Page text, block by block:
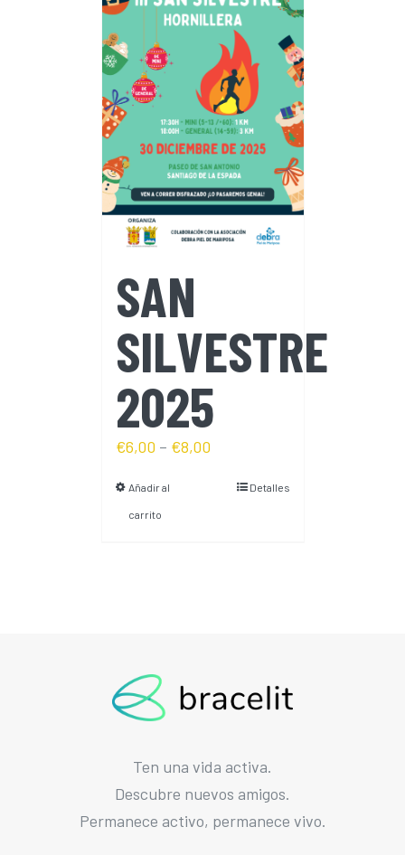
SAN
SILVESTRE
2025
€6,00 – €8,00
Añadir al
carrito
Detalles
Ten una vida activa.
Descubre nuevos amigos.
Permanece activo, permanece vivo.